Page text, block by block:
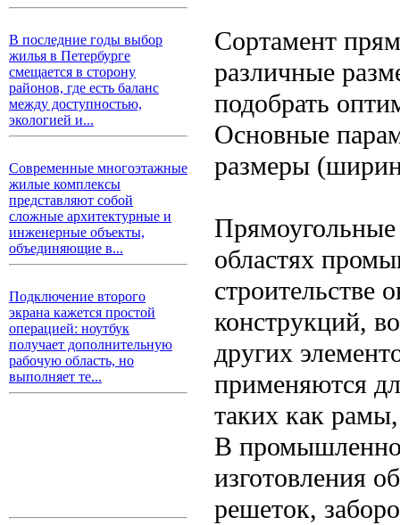
В последние годы выбор
жилья в Петербурге
смещается в сторону
районов, где есть баланс
между доступностью,
экологией и...
Современные многоэтажные
жилые комплексы
представляют собой
сложные архитектурные и
инженерные объекты,
объединяющие в...
Подключение второго
экрана кажется простой
операцией: ноутбук
получает дополнительную
рабочую область, но
выполняет те...
Сортамент
различные
подобрать
Основные
размеры
областях
строительстве
конструкций,
других
применяются
таких как
В
изготовления
решеток,